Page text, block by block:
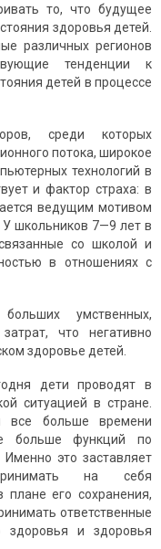
то, что будущее
здоровья детей.
различных регионов
тенденции к
детей в процессе
среди которых
потока, широкое
технологий в
и фактор страха: в
ведущим мотивом
У школьников 7—9 лет в
со школой и
в отношениях с
умственных,
что негативно
здоровье детей.
дети проводят в
ситуацией в стране.
все больше времени
больше функций по
это заставляет
на себя
плане его сохранения,
ответственные
здоровья и здоровья